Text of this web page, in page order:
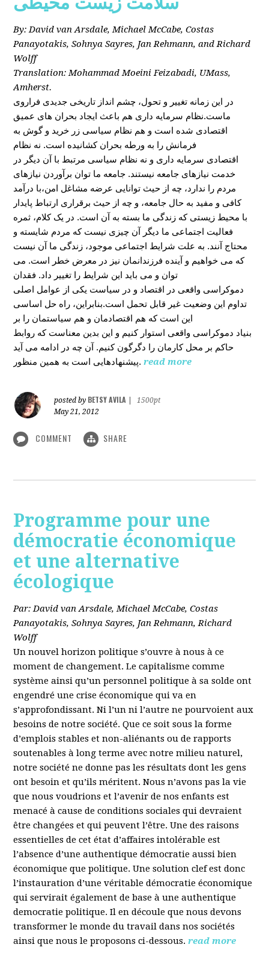
By: David van Arsdale, Michael McCabe, Costas
Panayotakis, Sohnya Sayres, Jan Rehmann, and Richard
Wolff
Translation: Mohammad Moeini Feizabadi, UMass,
Amherst.
در این زمانه تغییر و تحول، چشم انداز تاریخی جدیدی فراروی
ماست.نظام سرمایه داری هم باعث ایجاد بحران های عمیق
اقتصادی شده است و هم نظام سیاسی زر خرید و گوش به
فرمانش را به ورطه بحران کشانیده است. نه نظام
اقتصادی سرمایه داری و نه نظام سیاسی مرتبط با آن دیگر در
خدمت نیازهای جامعه نیستند. جامعه ما توان برآوردن نیازهای
مردم را ندارد، چه از حیث توانایی عرضه مشاغل امن،با درآمد
کافی و مفید به حال جامعه، و چه از حیث برقراری ارتباط پایدار
با محیط زیستی که زندگی ما بسته به آن است. در یک کلام، ثمره
فعالیت اجتماعی ما دیگر آن چیزی نیست که مردم شایسته و
محتاج آنند. به علت شرایط اجتماعی موجود، زندگی ما آن نیست
که می خواهیم و آینده فرزندانمان نیز در معرض خطر است. می
توان و می باید این شرایط را تغییر داد. فقدان
دموکراسی واقعی در اقتصاد و در سیاست یکی از عوامل اصلی
تداوم این وضعیت غیر قابل تحمل است.بنابراین، راه حل اساسی
این است که هم اقتصادمان و هم سیاستمان را بر
بنیاد دموکراسی واقعی استوار کنیم و این بدین معناست که روابط
حاکم بر محل کارمان را دگرگون کنیم. آن چه در ادامه می آید
پیشنهادهایی است به همین منظور. read more
posted by BETSY AVILA
1500pt
May 21, 2012
COMMENT SHARE
Programme pour une
démocratie économique
et une alternative
écologique
Par: David van Arsdale, Michael McCabe, Costas
Panayotakis, Sohnya Sayres, Jan Rehmann, Richard
Wolff
Un nouvel horizon politique s’ouvre à nous à ce
moment de changement. Le capitalisme comme
système ainsi qu’un personnel politique à sa solde ont
engendré une crise économique qui va en
s’approfondissant. Ni l’un ni l’autre ne pourvoient aux
besoins de notre société. Que ce soit sous la forme
d’emplois stables et non-aliénants ou de rapports
soutenables à long terme avec notre milieu naturel,
notre société ne donne pas les résultats dont les gens
ont besoin et qu’ils méritent. Nous n’avons pas la vie
que nous voudrions et l’avenir de nos enfants est
menacé à cause de conditions sociales qui devraient
être changées et qui peuvent l’être. Une des raisons
essentielles de cet état d’affaires intolérable est
l’absence d’une authentique démocratie aussi bien
économique que politique. Une solution clef est donc
l’instauration d’une véritable démocratie économique
qui servirait également de base à une authentique
democratie politique. Il en découle que nous devons
transformer le monde du travail dans nos sociétés
ainsi que nous le proposons ci-dessous. read more